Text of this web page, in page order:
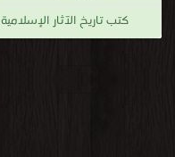
كتب تاريخ الآثار الإسلامية